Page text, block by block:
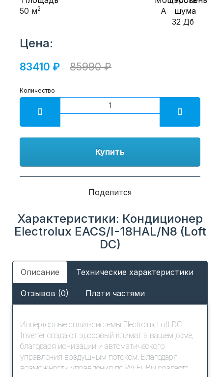
50 м2
A
32 Дб
Цена:
83410 ₽ 85990 ₽
Количество
Купить
Поделится
Характеристики: Кондиционер
Electrolux EACS/I-18HAL/N8 (Loft
DC)
Описание Технические характеристики
Отзывов (0) Плати частями
Инверторные сплит-системы Electrolux Loft DC
Inverter создают здоровый климат в вашем доме,
благодаря ионизации и автоматического
управления воздушным потоком. Благодаря
возможности управления по Wi-Fi, Вы создаете